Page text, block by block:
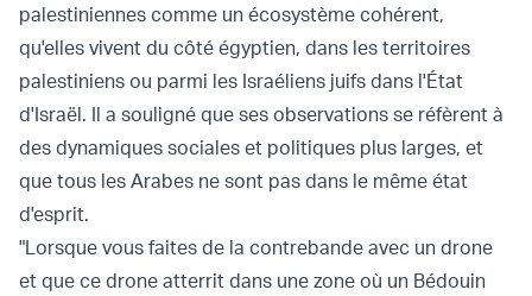
palestiniennes comme un écosystème cohérent,
qu'elles vivent du côté égyptien, dans les territoires
palestiniens ou parmi les Israéliens juifs dans l'État
d'Israël. Il a souligné que ses observations se réfèrent à
des dynamiques sociales et politiques plus larges, et
que tous les Arabes ne sont pas dans le même état
d'esprit.
"Lorsque vous faites de la contrebande avec un drone
et que ce drone atterrit dans une zone où un Bédouin